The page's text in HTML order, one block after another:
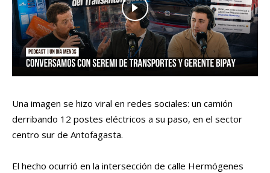
Una imagen se hizo viral en redes sociales: un camión
derribando 12 postes eléctricos a su paso, en el sector
centro sur de Antofagasta.
El hecho ocurrió en la intersección de calle Hermógenes